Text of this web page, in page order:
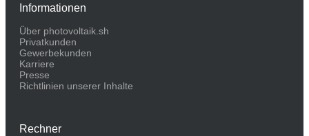
Informationen
Über photovoltaik.sh
Privatkunden
Gewerbekunden
Karriere
Presse
Richtlinien unserer Inhalte
Rechner